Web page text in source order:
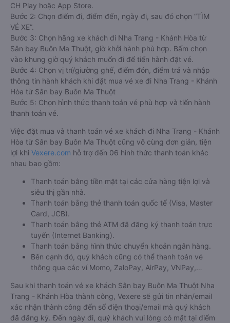
CH Play hoặc App Store.
Bước 2: Chọn điểm đi, điểm đến, ngày đi, sau đó chọn “TÌM
VÉ XE”.
Bước 3: Chọn hãng xe khách đi Nha Trang - Khánh Hòa từ
Sân bay Buôn Ma Thuột, giờ khởi hành phù hợp. Bấm chọn
vào khung giờ quý khách muốn đi để tiến hành đặt vé.
Bước 4: Chọn vị trí/giường ghế, điểm đón, điểm trả và nhập
thông tin hành khách khi đặt mua vé xe đi Nha Trang - Khánh
Hòa từ Sân bay Buôn Ma Thuột
Bước 5: Chọn hình thức thanh toán vé phù hợp và tiến hành
thanh toán vé.
Việc đặt mua và thanh toán vé xe khách đi Nha Trang - Khánh
Hòa từ Sân bay Buôn Ma Thuột cũng vô cùng đơn giản, tiện
lợi khi Vexere.com hỗ trợ đến 06 hình thức thanh toán khác
nhau bao gồm:
Thanh toán bằng tiền mặt tại các cửa hàng tiện lợi và
siêu thị gần nhà.
Thanh toán bằng thẻ thanh toán quốc tế (Visa, Master
Card, JCB).
Thanh toán bằng thẻ ATM đã đăng ký thanh toán trực
tuyến (Internet Banking).
Thanh toán bằng hình thức chuyển khoản ngân hàng.
Bên cạnh đó, quý khách cũng có thể thanh toán vé
thông qua các ví Momo, ZaloPay, AirPay, VNPay,…
Sau khi thanh toán vé xe khách Sân bay Buôn Ma Thuột Nha
Trang - Khánh Hòa thành công, Vexere sẽ gửi tin nhắn/email
xác nhận thành công đến số điện thoại/email mà quý khách
đã đăng ký. Đến ngày đi, quý khách vui lòng có mặt tại điểm